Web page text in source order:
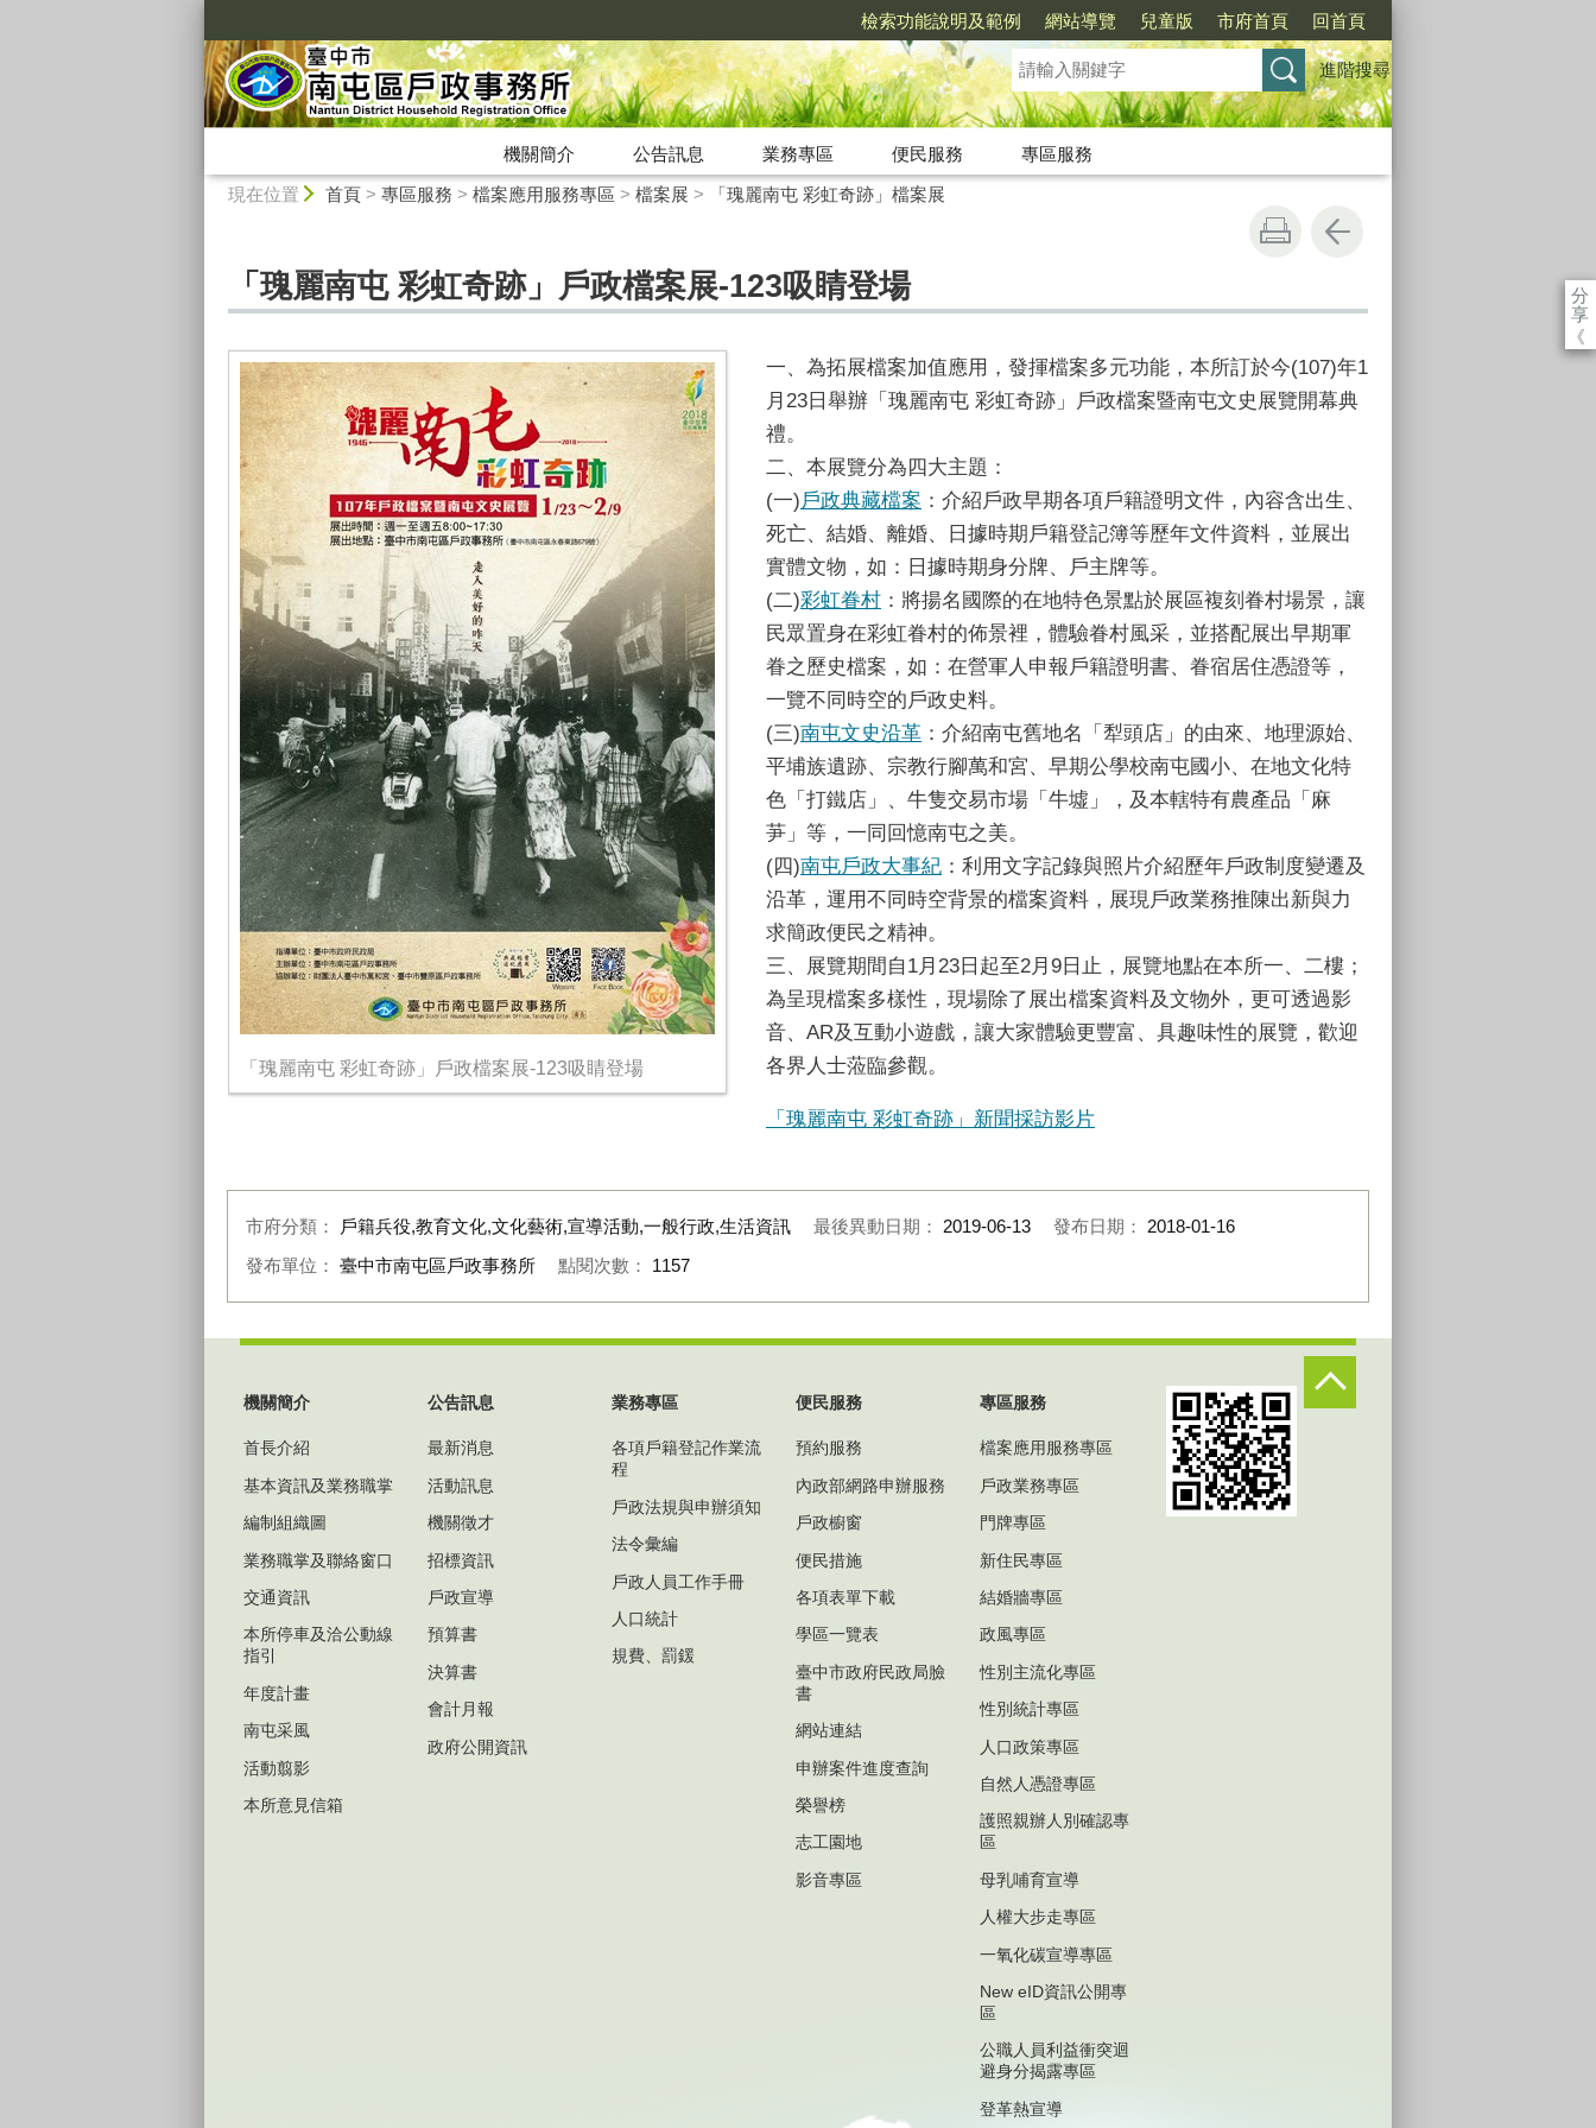
檢索功能說明及範例 網站導覽 兒童版 市府首頁 回首頁
進階搜尋
機關簡介 公告訊息 業務專區 便民服務
專區服務
現在位置 首頁> 專區服務 > 檔案應用服務專區 > 檔案展 > 「瑰麗南屯 彩虹奇跡」檔案展
分
享
《
「瑰麗南屯 彩虹奇跡」戶政檔案展-123吸睛登場
「瑰麗南屯 彩虹奇跡」戶政檔案展-123吸睛登場
一、為拓展檔案加值應用，發揮檔案多元功能，本所訂於今(107)年1
月23日舉辦「瑰麗南屯 彩虹奇跡」戶政檔案暨南屯文史展覽開幕典
禮。
二、本展覽分為四大主題：
(一) 戶政典藏檔案 ：介紹戶政早期各項戶籍證明文件，內容含出生、
死亡、結婚、離婚、日據時期戶籍登記簿等歷年文件資料，並展出
實體文物，如：日據時期身分牌、戶主牌等。
(二)彩虹眷村 ：將揚名國際的在地特色景點於展區複刻眷村場景，讓
民眾置身在彩虹眷村的佈景裡，體驗眷村風采，並搭配展出早期軍
眷之歷史檔案，如：在營軍人申報戶籍證明書、眷宿居住憑證等，
一覽不同時空的戶政史料。
(三)南屯文史沿革 ：介紹南屯舊地名「犁頭店」的由來、地理源始、
平埔族遺跡、宗教行腳萬和宮、早期公學校南屯國小、在地文化特
色「打鐵店」、牛隻交易市場「牛墟」，及本轄特有農產品「麻
芛」等，一同回憶南屯之美。
(四)南屯戶政大事紀 ：利用文字記錄與照片介紹歷年戶政制度變遷及
沿革，運用不同時空背景的檔案資料，展現戶政業務推陳出新與力
求簡政便民之精神。
三、展覽期間自1月23日起至2月9日止，展覽地點在本所一、二樓；
為呈現檔案多樣性，現場除了展出檔案資料及文物外，更可透過影
音、AR及互動小遊戲，讓大家體驗更豐富、具趣味性的展覽，歡迎
各界人士蒞臨參觀。
「瑰麗南屯 彩虹奇跡」新聞採訪影片
市府分類： 戶籍兵役,教育文化,文化藝術,宣導活動,一般行政,生活資訊 最後異動日期： 2019-06-13 發布日期： 2018-01-16
發布單位： 臺中市南屯區戶政事務所 點閱次數： 1157
機關簡介
首長介紹
基本資訊及業務職掌
編制組織圖
業務職掌及聯絡窗口
交通資訊
本所停車及洽公動線
指引
年度計畫
南屯采風
活動翦影
本所意見信箱
公告訊息
最新消息
活動訊息
機關徵才
招標資訊
戶政宣導
預算書
決算書
會計月報
政府公開資訊
業務專區
各項戶籍登記作業流
程
戶政法規與申辦須知
法令彙編
戶政人員工作手冊
人口統計
規費、罰鍰
便民服務
預約服務
內政部網路申辦服務
戶政櫥窗
便民措施
各項表單下載
學區一覽表
臺中市政府民政局臉
書
網站連結
申辦案件進度查詢
榮譽榜
志工園地
影音專區
專區服務
檔案應用服務專區
戶政業務專區
門牌專區
新住民專區
結婚牆專區
政風專區
性別主流化專區
性別統計專區
人口政策專區
自然人憑證專區
護照親辦人別確認專
區
母乳哺育宣導
人權大步走專區
一氧化碳宣導專區
New eID資訊公開專
區
公職人員利益衝突迴
避身分揭露專區
登革熱宣導